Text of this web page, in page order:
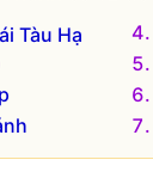
Tàu Hạ